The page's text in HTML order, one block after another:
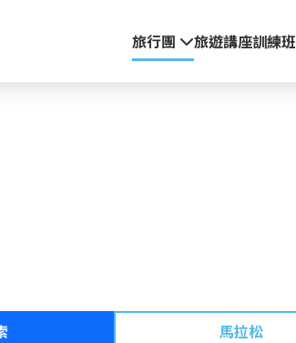
旅行團 旅遊講座訓練班
馬拉松